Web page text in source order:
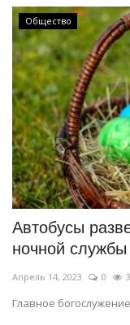
Общество
Автобусы
ночной
Апрель 14, 2023 0
Главное